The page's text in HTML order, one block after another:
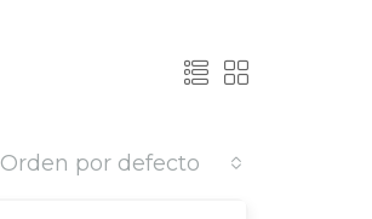
Orden por defecto